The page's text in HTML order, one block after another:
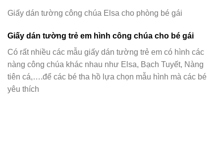
Giấy dán tường công chúa Elsa cho phòng bé gái
Giấy dán tường trẻ em hình công chúa cho bé gái
Có rất nhiều các mẫu giấy dán tường trẻ em có hình các
nàng công chúa khác nhau như Elsa, Bạch Tuyết, Nàng
tiên cá,….để các bé tha hồ lựa chọn mẫu hình mà các bé
yêu thích